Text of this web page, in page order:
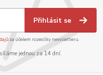
Přihlásit se
za účelem rozesílky newsletteru.
jednou za 14 dní.